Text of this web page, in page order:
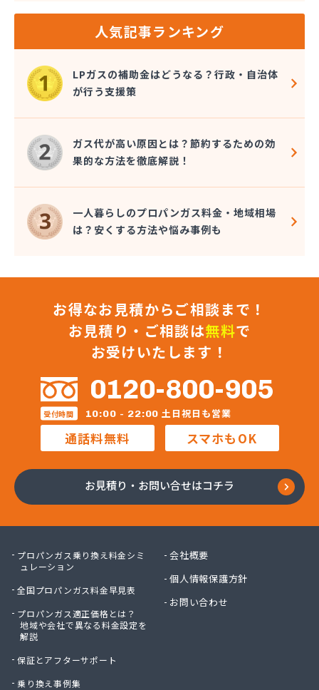
大一ガス株式会社 東予営業所
大一ガス株式会社 南予営業所
大一ガス株式会社 四国中央営業所
大一ガス株式会社 宇和島営業所
大和酸素工業株式会社
朝日燃料店
長谷川ガス株式会社
長谷川酸素株式会社
東予液化ガス株式会社 オートガス南高下営業所
東予液化ガス株式会社 喜田村事業所
東予液化ガス株式会社 本社
藤村石油株式会社 エネルギー事業部-松山
藤村石油株式会社 本社
南予ガス協業組合
日豊ガス
日野燃料店有限会社
八原産業
美須賀燃料店
武智燃料店
福泉株式会社
宝ガス株式会社
毛利燃料店
木村プロパン
有限会社ニッタンガス
有限会社ヨコガワ
有限会社越智商会
有限会社吉井プロパン
有限会社玉川液化ガス
有限会社溝田石油
有限会社坂東ガス店
有限会社三翔ガス
人気記事ランキング
LPガスの補助金はどうなる？行政・自治体
が行う支援策
ガス代が高い原因とは？節約するための効
果的な方法を徹底解説！
一人暮らしのプロパンガス料金・地域相場
は？安くする方法や悩み事例も
お得なお見積からご相談まで！
お見積り・ご相談は無料で
お受けいたします！
0120-800-905
受付時間 10:00 - 22:00 土日祝日も営業
通話料無料 スマホもOK
お見積り・お問い合せはコチラ
プロパンガス乗り換え料金シミ
ュレーション
全国プロパンガス料金早見表
プロパンガス適正価格とは？
地域や会社で異なる料金設定を
解説
保証とアフターサポート
乗り換え事例集
会社概要
個人情報保護方針
お問い合わせ